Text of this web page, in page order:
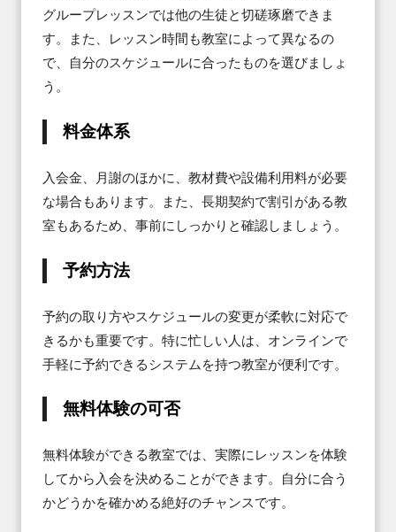
グループレッスンでは他の生徒と切磋琢磨できま
す。また、レッスン時間も教室によって異なるの
で、自分のスケジュールに合ったものを選びましょ
う。
料金体系
入会金、月謝のほかに、教材費や設備利用料が必要
な場合もあります。また、長期契約で割引がある教
室もあるため、事前にしっかりと確認しましょう。
予約方法
予約の取り方やスケジュールの変更が柔軟に対応で
きるかも重要です。特に忙しい人は、オンラインで
手軽に予約できるシステムを持つ教室が便利です。
無料体験の可否
無料体験ができる教室では、実際にレッスンを体験
してから入会を決めることができます。自分に合う
かどうかを確かめる絶好のチャンスです。